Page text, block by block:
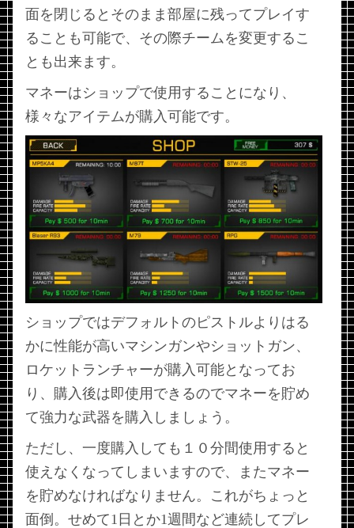
面を閉じるとそのまま部屋に残ってプレイす
ることも可能で、その際チームを変更するこ
とも出来ます。
マネーはショップで使用することになり、
様々なアイテムが購入可能です。
ショップではデフォルトのピストルよりはる
かに性能が高いマシンガンやショットガン、
ロケットランチャーが購入可能となってお
り、購入後は即使用できるのでマネーを貯め
て強力な武器を購入しましょう。
ただし、一度購入しても１０分間使用すると
使えなくなってしまいますので、またマネー
を貯めなければなりません。これがちょっと
面倒。せめて1日とか1週間など連続してプレ